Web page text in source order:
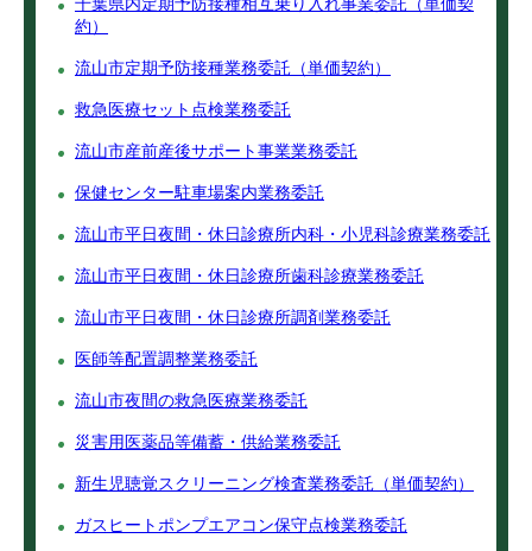
千葉県内定期予防接種相互乗り入れ事業委託（単価契
約）
流山市定期予防接種業務委託（単価契約）
救急医療セット点検業務委託
流山市産前産後サポート事業業務委託
保健センター駐車場案内業務委託
流山市平日夜間・休日診療所内科・小児科診療業務委託
流山市平日夜間・休日診療所歯科診療業務委託
流山市平日夜間・休日診療所調剤業務委託
医師等配置調整業務委託
流山市夜間の救急医療業務委託
災害用医薬品等備蓄・供給業務委託
新生児聴覚スクリーニング検査業務委託（単価契約）
ガスヒートポンプエアコン保守点検業務委託